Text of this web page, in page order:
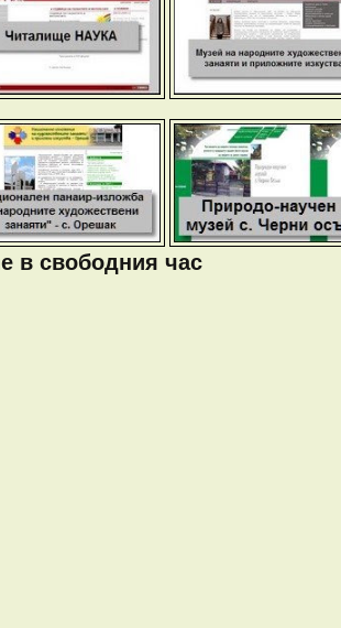
в свободния час